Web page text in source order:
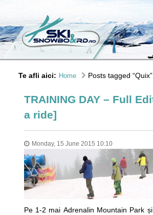
Te afli aici: Home Posts tagged “Quix”
TRAINING DAY – Full
a ride]
Monday, 15 June 2015 10:10
Pe 1-2 mai Adrenalin Mountain Park